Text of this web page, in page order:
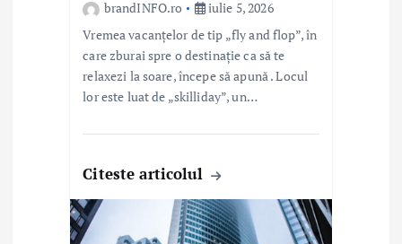
brandINFO.ro
iulie 5, 2026
Vremea vacanțelor de tip „fly and flop”, în
care zburai spre o destinație ca să te
relaxezi la soare, începe să apună . Locul
lor este luat de „skilliday”, un…
Citeste articolul